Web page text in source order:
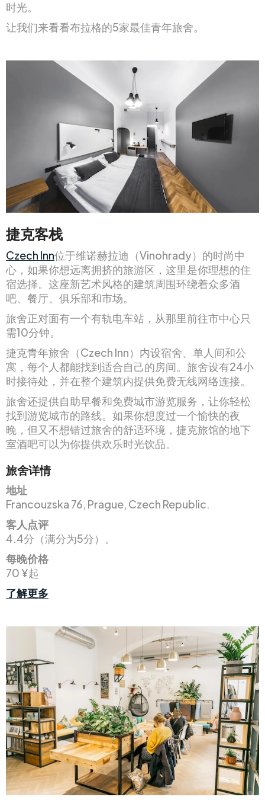
时光。
让我们来看看布拉格的5家最佳青年旅舍。
捷克客栈
Czech Inn位于维诺赫拉迪（Vinohrady）的时尚中
心，如果你想远离拥挤的旅游区，这里是你理想的住
宿选择。这座新艺术风格的建筑周围环绕着众多酒
吧、餐厅、俱乐部和市场。
旅舍正对面有一个有轨电车站，从那里前往市中心只
需10分钟。
捷克青年旅舍（Czech Inn）内设宿舍、单人间和公
寓，每个人都能找到适合自己的房间。旅舍设有24小
时接待处，并在整个建筑内提供免费无线网络连接。
旅舍还提供自助早餐和免费城市游览服务，让你轻松
找到游览城市的路线。如果你想度过一个愉快的夜
晚，但又不想错过旅舍的舒适环境，捷克旅馆的地下
室酒吧可以为你提供欢乐时光饮品。
旅舍详情
地址
Francouzska 76, Prague, Czech Republic.
客人点评
4.4分（满分为5分）。
每晚价格
70 ¥起
了解更多